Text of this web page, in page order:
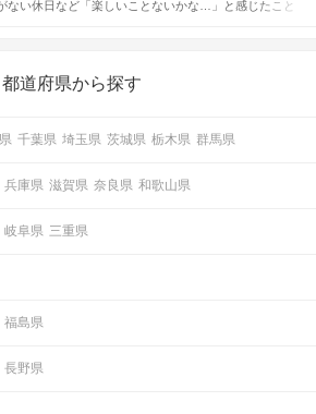
説するので、ぜひ参考にしてください。
ない休日など「楽しいことないかな…」と感じたこと
とアイデアを集めました♪ いままさに楽しいことを探し
都道府県から探す
千葉県 埼玉県 茨城県 栃木県 群馬県
兵庫県 滋賀県 奈良県 和歌山県
岐阜県 三重県
福島県
長野県